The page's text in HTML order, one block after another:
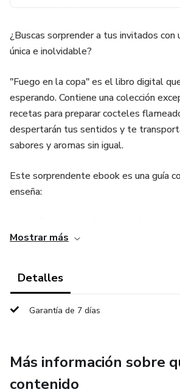
¿Buscas sorprender a tus invitados con
única e inolvidable?
"Fuego en la copa" es el libro digital
esperando. Contiene una colección
recetas para preparar cocteles
despertarán tus sentidos y te
sabores y aromas sin igual.
Este sorprendente ebook es una guía
enseña:
segura y profesional.
e inolvidables.
- Los secretos para lograr una
¡No te pierdas la oportunidad de
tus invitados y elevar tu coctelería al
Mostrar más
Detalles
Garantía de 7 días
Más información sobre
contenido